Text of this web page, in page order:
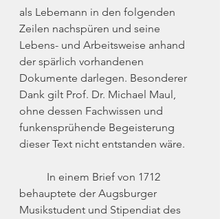
als Lebemann in den folgenden
Zeilen nachspüren und seine
Lebens- und Arbeitsweise anhand
der spärlich vorhandenen
Dokumente darlegen. Besonderer
Dank gilt Prof. Dr. Michael Maul,
ohne dessen Fachwissen und
funkensprühende Begeisterung
dieser Text nicht entstanden wäre.
behauptete der Augsburger
Musikstudent und Stipendiat des